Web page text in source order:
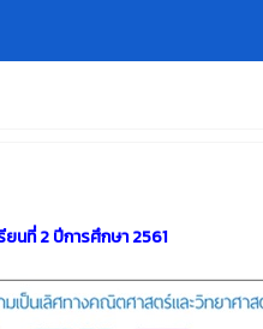
ยนที่ 2 ปีการศึกษา 2561